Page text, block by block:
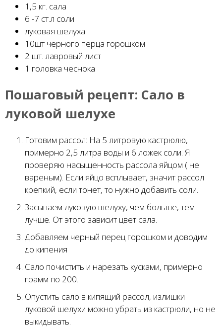
1,5 кг. сала
6 -7 ст.л соли
луковая шелуха
10шт черного перца горошком
2 шт. лавровый лист
1 головка чеснока
Пошаговый рецепт: Сало в
луковой шелухе
Готовим рассол: На 5 литровую кастрюлю,
примерно 2,5 литра воды и 6 ложек соли. Я
проверяю насыщенность рассола яйцом ( не
вареным). Если яйцо всплывает, значит рассол
крепкий, если тонет, то нужно добавить соли.
Засыпаем луковую шелуху, чем больше, тем
лучше. От этого зависит цвет сала.
Добавляем черный перец горошком и доводим
до кипения
Сало почистить и нарезать кусками, примерно
грамм по 200.
Опустить сало в кипящий рассол, излишки
луковой шелухи можно убрать из кастрюли, но не
выкидывать.